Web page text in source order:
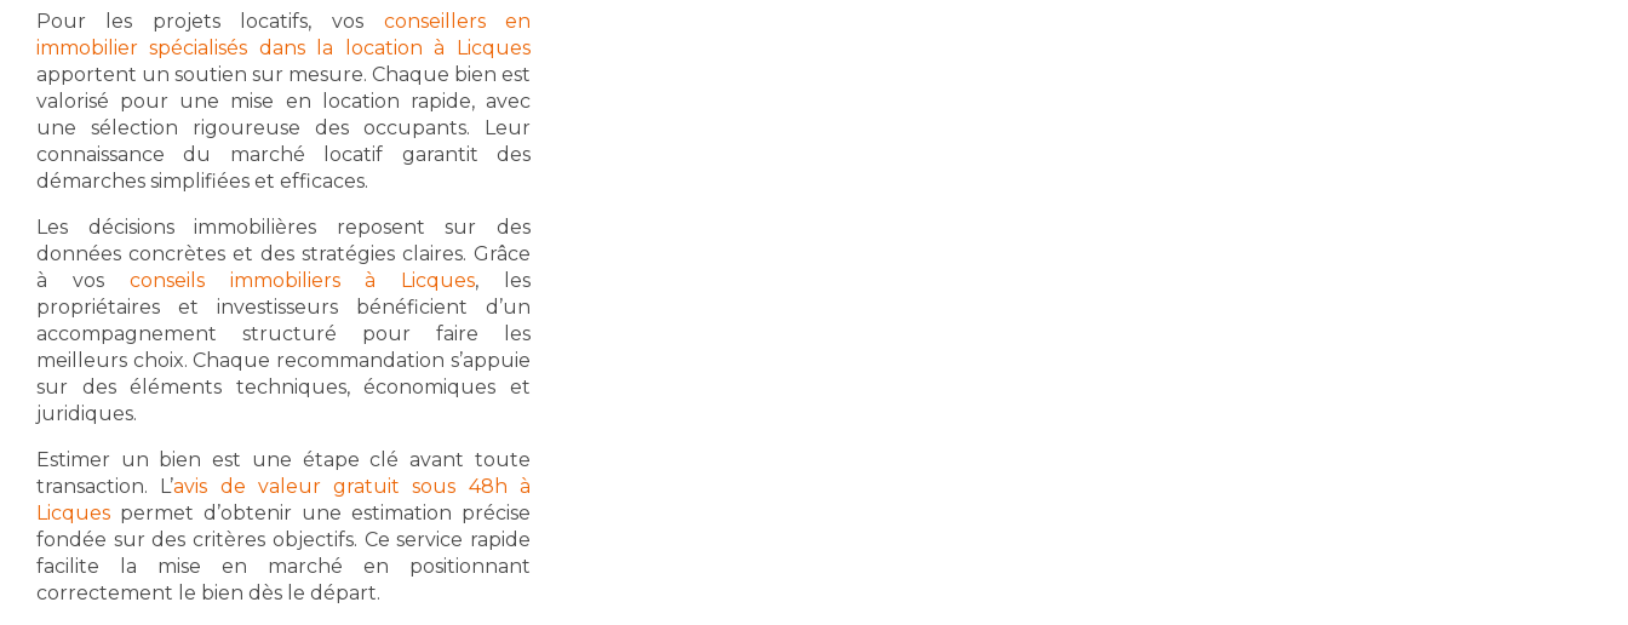
Pour les projets locatifs, vos conseillers en
immobilier spécialisés dans la location à Licques
apportent un soutien sur mesure. Chaque bien est
valorisé pour une mise en location rapide, avec
une sélection rigoureuse des occupants. Leur
connaissance du marché locatif garantit des
démarches simplifiées et efficaces.
Les décisions immobilières reposent sur des
données concrètes et des stratégies claires. Grâce
à vos conseils immobiliers à Licques, les
propriétaires et investisseurs bénéficient d’un
accompagnement structuré pour faire les
meilleurs choix. Chaque recommandation s’appuie
sur des éléments techniques, économiques et
juridiques.
Estimer un bien est une étape clé avant toute
transaction. L’avis de valeur gratuit sous 48h à
Licques permet d’obtenir une estimation précise
fondée sur des critères objectifs. Ce service rapide
facilite la mise en marché en positionnant
correctement le bien dès le départ.